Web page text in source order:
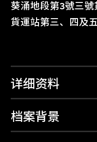
葵涌地段第3號三
貨運站第三、四及
详细资料
档案背景